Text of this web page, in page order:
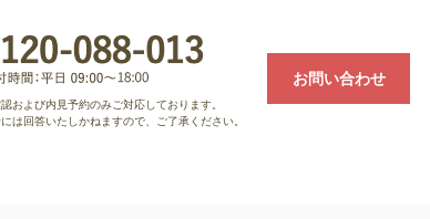
および内見予約のみご対応しております。
は回答いたしかねますので、ご了承ください。
お問い合わせ